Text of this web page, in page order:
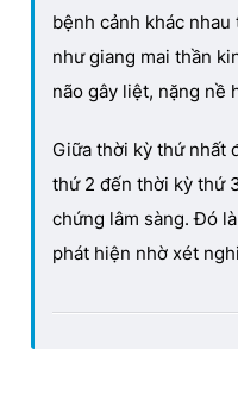
bệnh cảnh khác
như giang mai thần
não gây liệt, nặng nề
Giữa thời kỳ thứ nhất
thứ 2 đến thời kỳ thứ
chứng lâm sàng. Đó
phát hiện nhờ xét